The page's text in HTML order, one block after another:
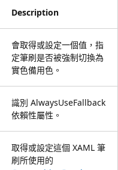
Description
會取得或設定一個值，指
定筆刷是否被強制切換為
實色備用色。
識別 AlwaysUseFallback
依賴性屬性。
取得或設定這個 XAML 筆
刷所使用的